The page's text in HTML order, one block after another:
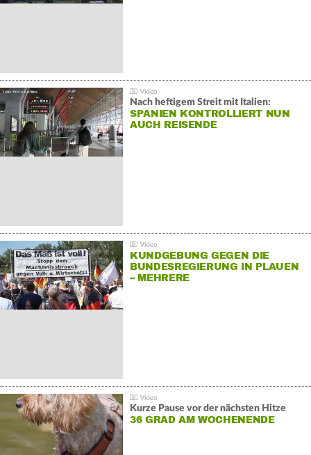
Nach heftigem Streit mit Italien:
SPANIEN KONTROLLIERT NUN
AUCH REISENDE
KUNDGEBUNG GEGEN DIE
BUNDESREGIERUNG IN PLAUEN
– MEHRERE
Kurze Pause vor der nächsten Hitze
36 GRAD AM WOCHENENDE